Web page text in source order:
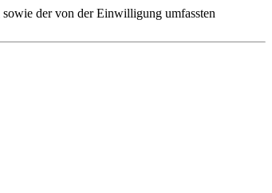
der von der Einwilligung umfassten